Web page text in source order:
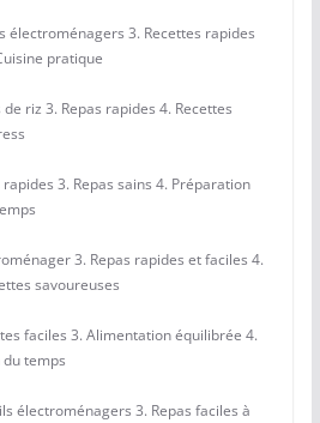
électroménagers 3. Recettes rapides
pratique
riz 3. Repas rapides 4. Recettes
3. Repas sains 4. Préparation
3. Repas rapides et faciles 4.
savoureuses
faciles 3. Alimentation équilibrée 4.
du temps
électroménagers 3. Repas faciles à